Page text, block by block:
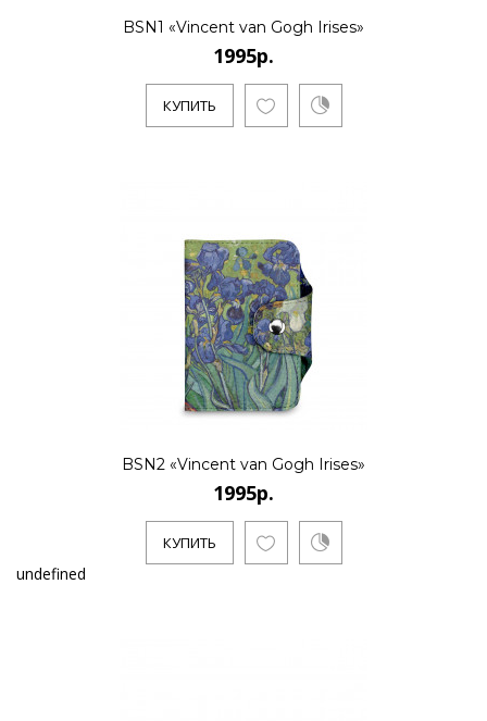
BSN1 «Vincent van Gogh Irises»
1995р.
КУПИТЬ
BSN2 «Vincent van Gogh Irises»
1995р.
КУПИТЬ
undefined